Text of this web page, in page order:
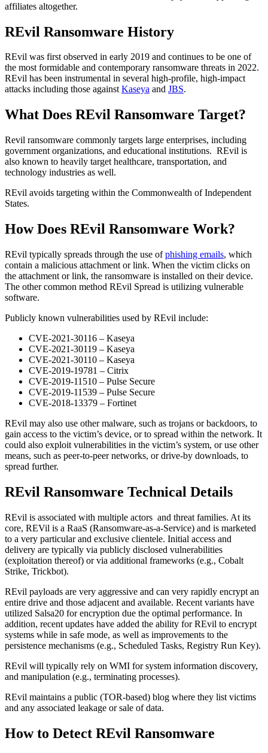
affiliates altogether.
REvil Ransomware History
REvil was first observed in early 2019 and continues to be one of
the most formidable and contemporary ransomware threats in 2022.
REvil has been instrumental in several high-profile, high-impact
attacks including those againstKaseya and JBS.
What Does REvil Ransomware Target?
Revil ransomware commonly targets large enterprises, including
government organizations, and educational institutions. REvil is
also known to heavily target healthcare, transportation, and
technology industries as well.
REvil avoids targeting within the Commonwealth of Independent
States.
How Does REvil Ransomware Work?
REvil typically spreads through the use ofphishing emails, which
contain a malicious attachment or link. When the victim clicks on
the attachment or link, the ransomware is installed on their device.
The other common method REvil Spread is utilizing vulnerable
software.
Publicly known vulnerabilities used by REvil include:
CVE-2021-30116 – Kaseya
CVE-2021-30119 – Kaseya
CVE-2021-30110 – Kaseya
CVE-2019-19781 – Citrix
CVE-2019-11510 – Pulse Secure
CVE-2019-11539 – Pulse Secure
CVE-2018-13379 – Fortinet
REvil may also use other malware, such as trojans or backdoors, to
gain access to the victim’s device, or to spread within the network. It
could also exploit vulnerabilities in the victim’s system, or use other
means, such as peer-to-peer networks, or drive-by downloads, to
spread further.
REvil Ransomware Technical Details
REvil is associated with multiple actors and threat families. At its
core, REVil is a RaaS (Ransomware-as-a-Service) and is marketed
to a very particular and exclusive clientele. Initial access and
delivery are typically via publicly disclosed vulnerabilities
(exploitation thereof) or via additional frameworks (e.g., Cobalt
Strike, Trickbot).
REvil payloads are very aggressive and can very rapidly encrypt an
entire drive and those adjacent and available. Recent variants have
utilized Salsa20 for encryption due the optimal performance. In
addition, recent updates have added the ability for REvil to encrypt
systems while in safe mode, as well as improvements to the
persistence mechanisms (e.g., Scheduled Tasks, Registry Run Key).
REvil will typically rely on WMI for system information discovery,
and manipulation (e.g., terminating processes).
REvil maintains a public (TOR-based) blog where they list victims
and any associated leakage or sale of data.
How to Detect REvil Ransomware